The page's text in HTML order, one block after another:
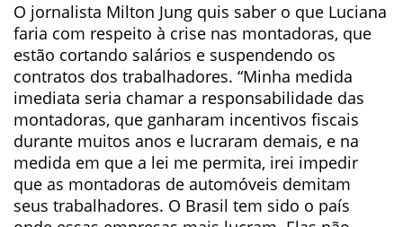
O jornalista Milton Jung quis saber o que Luciana
faria com respeito à crise nas montadoras, que
estão cortando salários e suspendendo os
contratos dos trabalhadores. “Minha medida
imediata seria chamar a responsabilidade das
montadoras, que ganharam incentivos fiscais
durante muitos anos e lucraram demais, e na
medida em que a lei me permita, irei impedir
que as montadoras de automóveis demitam
seus trabalhadores. O Brasil tem sido o país